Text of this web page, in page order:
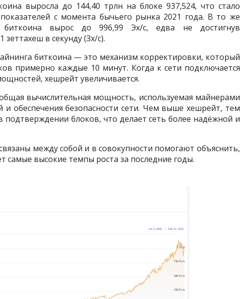
выросла до 144,40 трлн на блоке 937,524, что стало
с момента бычьего рынка 2021 года. В то же
вырос до 996,99 Эх/с, едва не достигнув
в секунду (Зх/с).
биткоина — это механизм корректировки, который
примерно каждые 10 минут. Когда к сети подключается
хешрейт увеличивается.
вычислительная мощность, используемая майнерами
и обеспечения безопасности сети. Чем выше хешрейт, тем
блоков, что делает сеть более надёжной и
между собой и в совокупности помогают объяснить,
самые высокие темпы роста за последние годы.